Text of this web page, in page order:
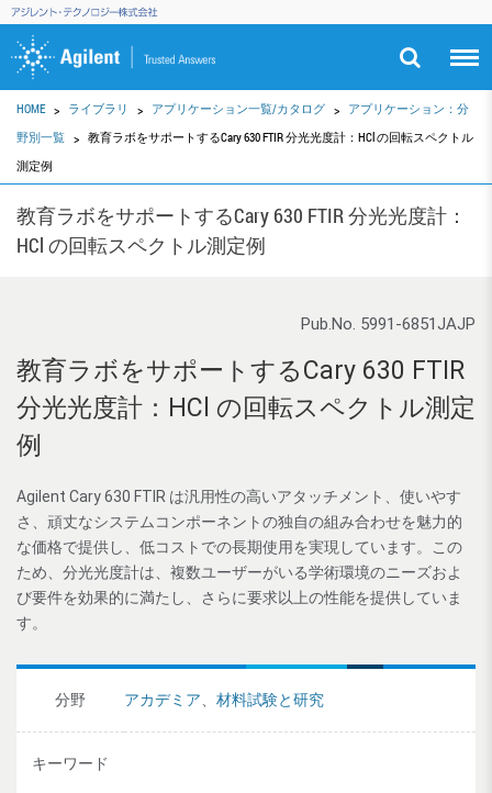
HOME ライブラリ アプリケーション一覧/カタログ
アプリケーション：分
野別一覧
教育ラボをサポートするCary 630 FTIR 分光光度計：HCl の回転スペクトル
測定例
教育ラボをサポートするCary 630 FTIR 分光光度計：
HCl の回転スペクトル測定例
Pub.No. 5991-6851JAJP
教育ラボをサポートするCary 630 FTIR
分光光度計：HCl の回転スペクトル測定
例
Agilent Cary 630 FTIR は汎用性の高いアタッチメント、使いやす
さ、頑丈なシステムコンポーネントの独自の組み合わせを魅力的
な価格で提供し、低コストでの長期使用を実現しています。この
ため、分光光度計は、複数ユーザーがいる学術環境のニーズおよ
び要件を効果的に満たし、さらに要求以上の性能を提供していま
す。
分野 アカデミア 材料試験と研究
キーワード